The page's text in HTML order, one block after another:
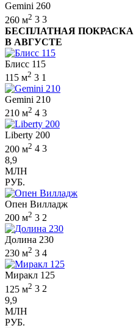
Gemini 260
260 м2 3 3
БЕСПЛАТНАЯ ПОКРАСКА
В АВГУСТЕ
Блисс 115
115 м2 3 1
Gemini 210
210 м2 4 3
Liberty 200
200 м2 4 3
8,9
МЛН
РУБ.
Опен Вилладж
200 м2 3 2
Долина 230
230 м2 3 4
Миракл 125
125 м2 3 2
9,9
МЛН
РУБ.